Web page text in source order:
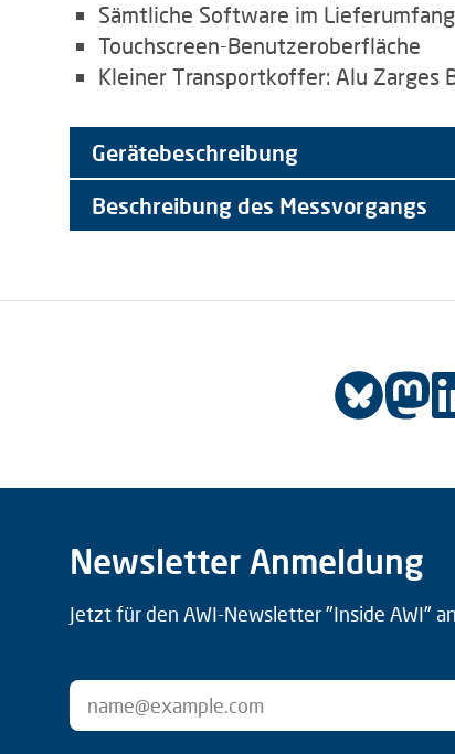
Sämtliche Software im
Touchscreen-Benutzeroberfläche
Kleiner Transportkoffer: Alu Zarges
Gerätebeschreibung
Beschreibung des Messvorgangs
Newsletter Anmeldung
Jetzt für den AWI-Newsletter "Inside AWI"